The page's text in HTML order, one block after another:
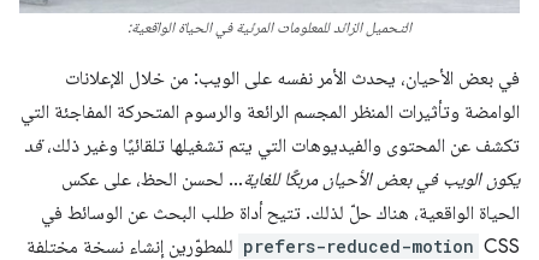
التحميل الزائد للمعلومات المرئية في الحياة الواقعية:
في بعض الأحيان، يحدث الأمر نفسه على الويب: من خلال الإعلانات
الوامضة وتأثيرات المنظر المجسم الرائعة والرسوم المتحركة المفاجئة التي
تكشف عن المحتوى والفيديوهات التي يتم تشغيلها تلقائيًا وغير ذلك،قد
يكون الويب في بعض الأحيان مربكًا للغاية… لحسن الحظ، على عكس
الحياة الواقعية، هناك حلّ لذلك. تتيح أداة طلب البحث عن الوسائط في
CSS
prefers-reduced-motion للمطوّرين إنشاء نسخة مختلفة